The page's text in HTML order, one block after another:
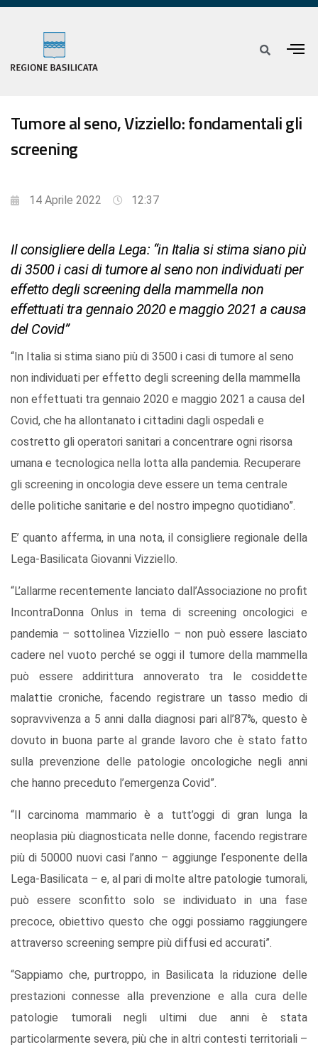
Tumore al seno, Vizziello: fondamentali gli
screening
14 Aprile 2022 12:37
Il consigliere della Lega: “in Italia si stima siano più
di 3500 i casi di tumore al seno non individuati per
effetto degli screening della mammella non
effettuati tra gennaio 2020 e maggio 2021 a causa
del Covid”
“In Italia si stima siano più di 3500 i casi di tumore al seno
non individuati per effetto degli screening della mammella
non effettuati tra gennaio 2020 e maggio 2021 a causa del
Covid, che ha allontanato i cittadini dagli ospedali e
costretto gli operatori sanitari a concentrare ogni risorsa
umana e tecnologica nella lotta alla pandemia. Recuperare
gli screening in oncologia deve essere un tema centrale
delle politiche sanitarie e del nostro impegno quotidiano”.
E’ quanto afferma, in una nota, il consigliere regionale della
Lega-Basilicata Giovanni Vizziello.
“L’allarme recentemente lanciato dall’Associazione no profit
IncontraDonna Onlus in tema di screening oncologici e
pandemia – sottolinea Vizziello – non può essere lasciato
cadere nel vuoto perché se oggi il tumore della mammella
può essere addirittura annoverato tra le cosiddette
malattie croniche, facendo registrare un tasso medio di
sopravvivenza a 5 anni dalla diagnosi pari all’87%, questo è
dovuto in buona parte al grande lavoro che è stato fatto
sulla prevenzione delle patologie oncologiche negli anni
che hanno preceduto l’emergenza Covid”.
“Il carcinoma mammario è a tutt’oggi di gran lunga la
neoplasia più diagnosticata nelle donne, facendo registrare
più di 50000 nuovi casi l’anno – aggiunge l’esponente della
Lega-Basilicata – e, al pari di molte altre patologie tumorali,
può essere sconfitto solo se individuato in una fase
precoce, obiettivo questo che oggi possiamo raggiungere
attraverso screening sempre più diffusi ed accurati”.
“Sappiamo che, purtroppo, in Basilicata la riduzione delle
prestazioni connesse alla prevenzione e alla cura delle
patologie tumorali negli ultimi due anni è stata
particolarmente severa, più che in altri contesti territoriali –